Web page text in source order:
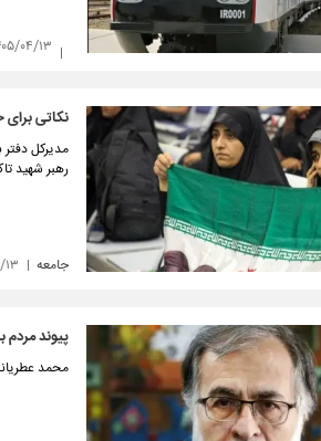
۱۴۰۵/
نکاتی
مدیرکل
رهبر شهید
جامعه
پیوند مردم
محمد